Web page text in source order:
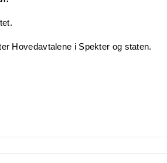
Hovedavtalene i Spekter og staten.